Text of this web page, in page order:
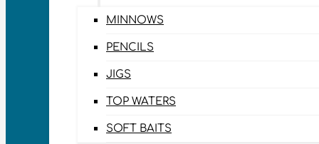
MINNOWS
PENCILS
JIGS
TOP WATERS
SOFT BAITS